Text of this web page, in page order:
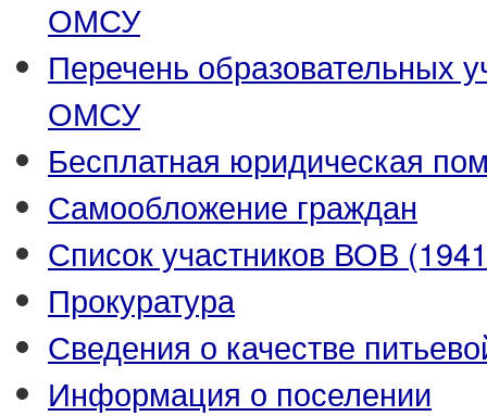
ОМСУ
Перечень образовательных
ОМСУ
Бесплатная юридическая
Самообложение граждан
Список участников ВОВ
Прокуратура
Сведения о качестве
Информация о поселении